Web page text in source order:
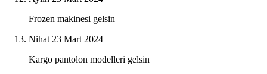
Frozen makinesi gelsin
Nihat 23 Mart 2024
Kargo pantolon modelleri gelsin